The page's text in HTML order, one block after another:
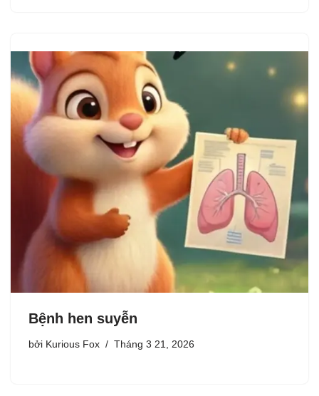
Bệnh hen suyễn
bởi Kurious Fox Tháng 3 21, 2026